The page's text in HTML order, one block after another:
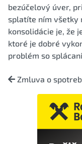
bezúčelový úver,
splatíte ním všetky
konsolidácie je, že
ktoré je dobré
problém so
Zmluva o